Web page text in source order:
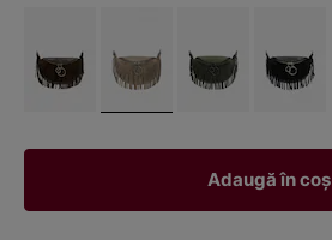
Adaugă în coș